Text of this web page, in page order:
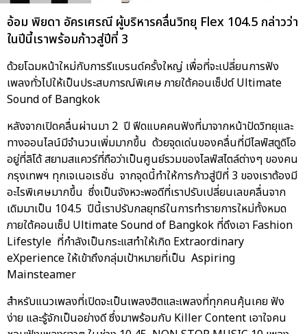
อ้อม พิยดา อัครเศรณี ผู้บริหารคลื่นวิทยุ Flex 104.5 กล่าวว่า
ในปีนี้เราพร้อมก้าวสู่ปีที่ 3
ด้วยโฉมหน้าใหม่กับการรีแบรนด์ครั้งใหญ่ เพื่อที่จะเปลี่ยนการฟัง
เพลงทั่วไปให้เป็นประสบการณ์พิเศษ ภายใต้คอนเซ็ปต์ Ultimate
Sound of Bangkok
หลังจากเปิดคลื่นผ่านมา 2 ปี ฟีดแบคคนฟังที่มาจากหน้าปัดวิทยุและ
ทางออนไลน์มีจำนวนเพิ่มมากขึ้น ด้วยจุดเด่นของคลื่นที่มีไลฟ์สตูดิโอ
อยู่ที่ลิโด้ สยามสแควร์ที่ถือว่าเป็นศูนย์รวมของไลฟ์สไตล์ต่างๆ ของคน
กรุงเทพฯ ทุกเจเนอเรชั่น จากจุดนี้ทำให้การก้าวสู่ปีที่ 3 ของเราต้องมี
อะไรพิเศษมากขึ้น ซึ่งเป็นจังหวะพอดีที่เราปรับเปลี่ยนเลขคลื่นจาก
เดิมมาเป็น 104.5 ปีนี้เราปรับกลยุทธ์ในการทำรายการใหม่ทั้งหมด
ภายใต้คอนเซ็ป Ultimate Sound of Bangkok ที่ดึงเอา Fashion
Lifestyle ที่กำลังเป็นกระแสทำให้เกิด Extraordinary
eXperience ให้เข้าถึงกลุ่มเป้าหมายที่เป็น Aspiring
Mainsteamer
สำหรับแนวเพลงที่เปิดจะเป็นเพลงฮิตและเพลงที่ทุกคนคุ้นเคย ฟัง
ง่าย และรู้จักเป็นอย่างดี ซึ่งมาพร้อมกับ Killer Content เอาใจคน